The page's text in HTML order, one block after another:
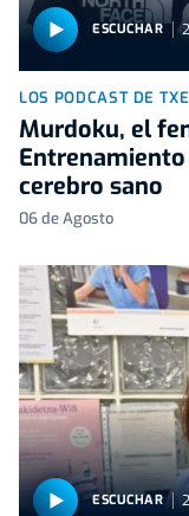
ESCUCHAR
LOS PODCAST DE
Murdoku, el
cerebro sano
06 de Agosto
ESCUCHAR